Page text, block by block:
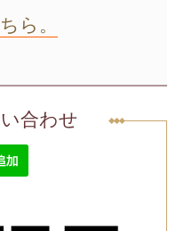
ら。
合わせ